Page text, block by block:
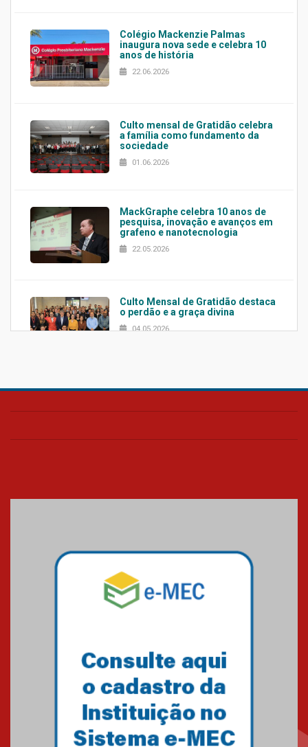
Colégio Mackenzie Palmas
inaugura nova sede e celebra 10
anos de história
22.06.2026
Culto mensal de Gratidão celebra
a família como fundamento da
sociedade
01.06.2026
MackGraphe celebra 10 anos de
pesquisa, inovação e avanços em
grafeno e nanotecnologia
22.05.2026
Culto Mensal de Gratidão destaca
o perdão e a graça divina
04.05.2026
Confira como foi o culto mensal
Mackenzie mobiliza campanha
solidária para apoiar famílias em
Minas Gerais
Primeiro culto do ano ressalta o
27.02.2026